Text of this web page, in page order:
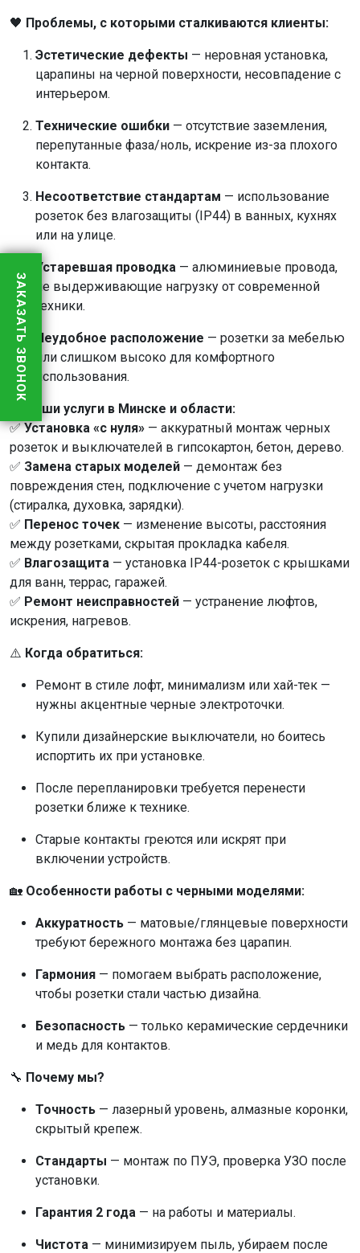
🖤 Проблемы, с которыми сталкиваются клиенты:
Эстетические дефекты — неровная установка,
царапины на черной поверхности, несовпадение с
интерьером.
Технические ошибки — отсутствие заземления,
перепутанные фаза/ноль, искрение из-за плохого
контакта.
Несоответствие стандартам — использование
розеток без влагозащиты (IP44) в ванных, кухнях
или на улице.
Устаревшая проводка — алюминиевые провода,
не выдерживающие нагрузку от современной
техники.
Неудобное расположение — розетки за мебелью
или слишком высоко для комфортного
использования.
Наши услуги в Минске и области:
✅Установка «с нуля» — аккуратный монтаж черных
розеток и выключателей в гипсокартон, бетон, дерево.
✅ Замена старых моделей — демонтаж без
повреждения стен, подключение с учетом нагрузки
(стиралка, духовка, зарядки).
✅ Перенос точек — изменение высоты, расстояния
между розетками, скрытая прокладка кабеля.
✅ Влагозащита — установка IP44-розеток с крышками
для ванн, террас, гаражей.
✅ Ремонт неисправностей — устранение люфтов,
искрения, нагревов.
⚠️ Когда обратиться:
Ремонт в стиле лофт, минимализм или хай-тек —
нужны акцентные черные электроточки.
Купили дизайнерские выключатели, но боитесь
испортить их при установке.
После перепланировки требуется перенести
розетки ближе к технике.
Старые контакты греются или искрят при
включении устройств.
🏡 Особенности работы с черными моделями:
Аккуратность — матовые/глянцевые поверхности
требуют бережного монтажа без царапин.
Гармония — помогаем выбрать расположение,
чтобы розетки стали частью дизайна.
Безопасность — только керамические сердечники
и медь для контактов.
🔧 Почему мы?
Точность — лазерный уровень, алмазные коронки,
скрытый крепеж.
Стандарты — монтаж по ПУЭ, проверка УЗО после
установки.
Гарантия 2 года — на работы и материалы.
Чистота — минимизируем пыль, убираем после
ЗАКАЗАТЬ ЗВОНОК